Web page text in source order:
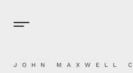
JOHN MAXWELL